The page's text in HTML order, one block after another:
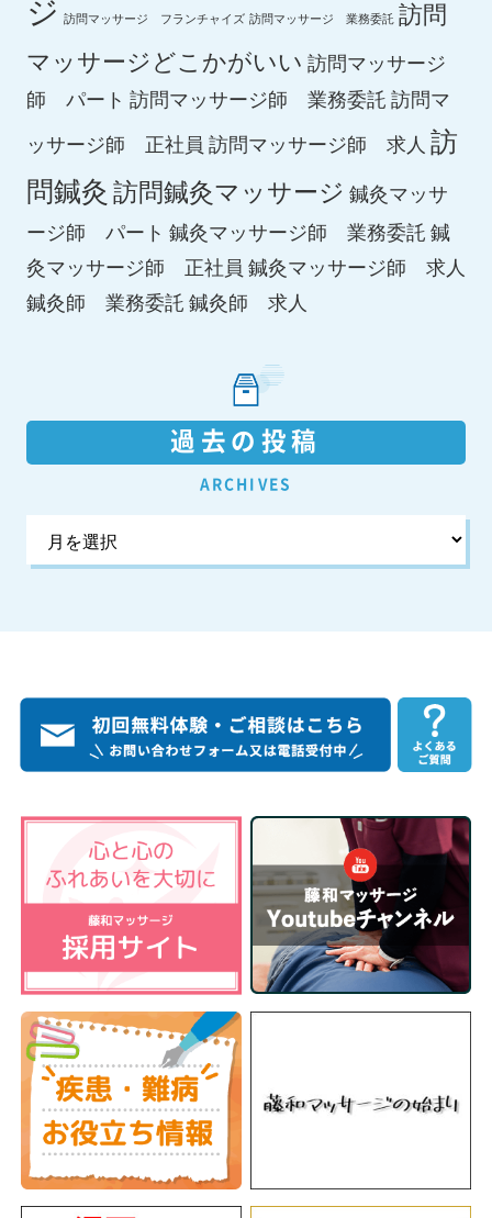
訪問マッサージ フランチャイズ 訪問マッサージ 業務委託 訪問
マッサージどこかがいい 訪問マッサージ
師 パート 訪問マッサージ師 業務委託 訪問マ
ッサージ師 正社員 訪問マッサージ師 求人 訪
問鍼灸 訪問鍼灸マッサージ 鍼灸マッサ
ージ師 パート 鍼灸マッサージ師 業務委託 鍼
灸マッサージ師 正社員 鍼灸マッサージ師 求人
鍼灸師 業務委託 鍼灸師 求人
過去の投稿
ARCHIVES